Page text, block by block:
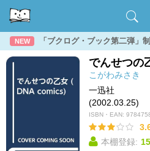
NEW 「ブクログ・ブック第二弾」
でんせつの
こがわみさき
一迅社
(2002.03.25)
ISBN・EAN:
本棚登録: